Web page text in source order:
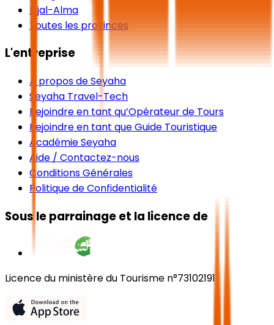
Rijal-Alma
Toutes les provinces
L'entreprise
À propos de Seyaha
Seyaha Travel-Tech
Rejoindre en tant qu’Opérateur de Tours
Rejoindre en tant que Guide Touristique
Académie Seyaha
Aide / Contactez-nous
Conditions Générales
Politique de Confidentialité
Sous le parrainage et la licence de
Licence du ministère du Tourisme n°73102191